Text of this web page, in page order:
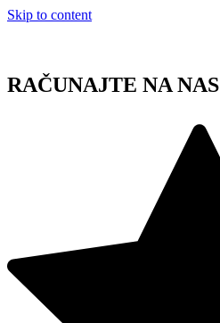
Skip to content
RAČUNAJTE NA NAS